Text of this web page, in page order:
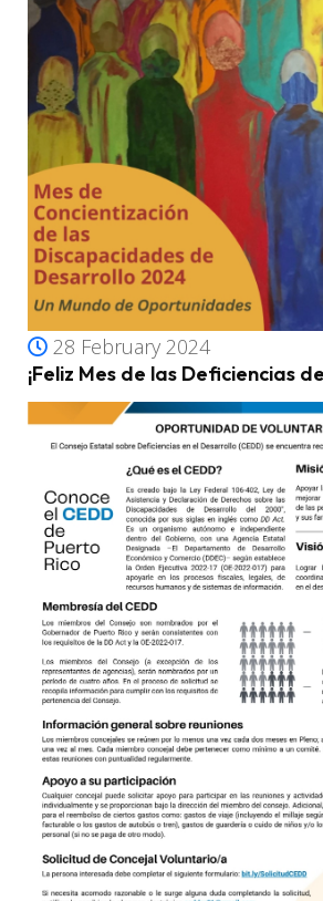
28 February 2024
¡Feliz Mes de las Deficiencias